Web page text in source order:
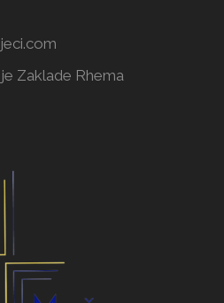
Zaklade Rhema